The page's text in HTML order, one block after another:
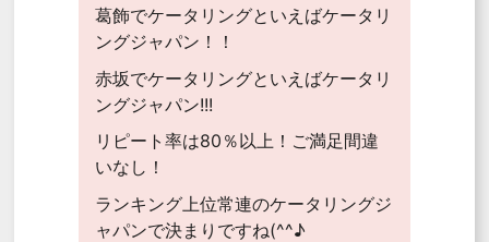
葛飾でケータリングといえばケータリ
ングジャパン！！
赤坂でケータリングといえばケータリ
ングジャパン!!!
リピート率は80％以上！ご満足間違
いなし！
ランキング上位常連のケータリングジ
ャパンで決まりですね(^^♪